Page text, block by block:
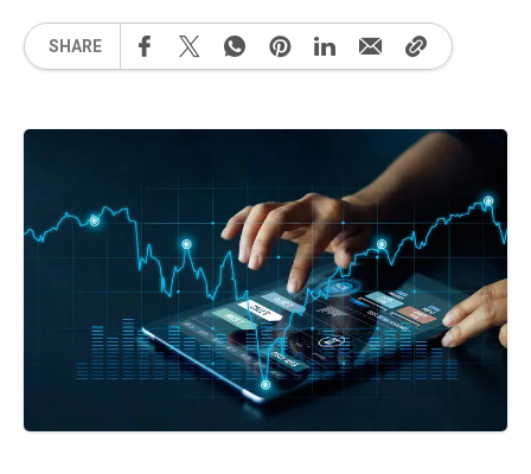
SHARE